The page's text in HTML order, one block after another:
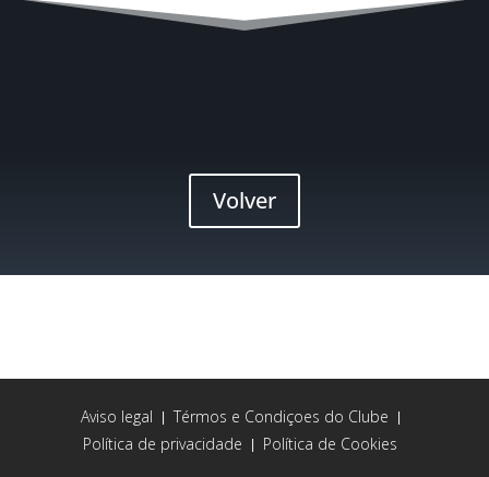
Volver
Aviso legal | Térmos e Condiçoes do Clube |
Política de privacidade | Política de Cookies